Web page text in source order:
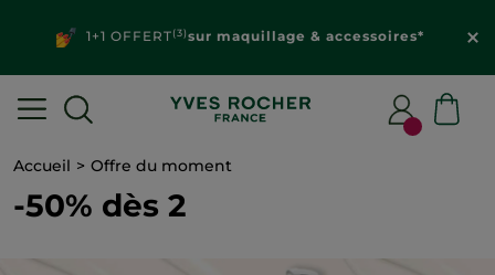
1+1 OFFERT(3)sur maquillage & accessoires*
Accueil Offre du moment
-50% dès 2